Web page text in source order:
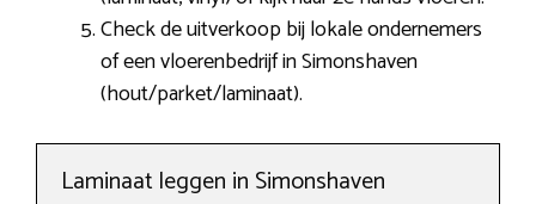
Check de uitverkoop bij lokale ondernemers
of een vloerenbedrijf in Simonshaven
(hout/parket/laminaat).
Laminaat leggen in Simonshaven